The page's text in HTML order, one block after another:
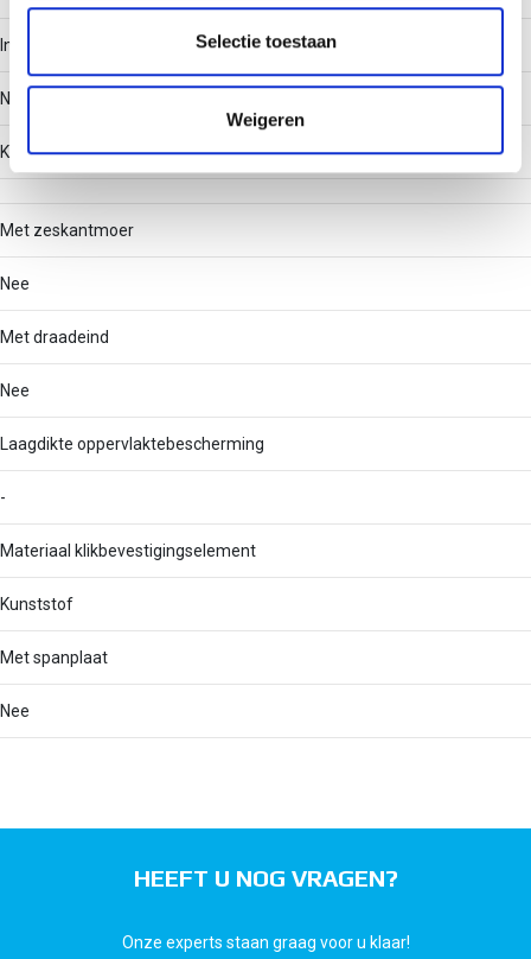
partners voor social media, adverteren en analyse. Deze
partners kunnen deze gegevens combineren met andere
informatie die u aan ze heeft verstrekt of die ze hebben
verzameld op basis van uw gebruik van hun services.
Selectie toestaan
Weigeren
Inklikbaar
Nee
Kopbreedte
Met zeskantmoer
Nee
Met draadeind
Nee
Laagdikte oppervlaktebescherming
-
Materiaal klikbevestigingselement
Kunststof
Met spanplaat
Nee
HEEFT U NOG VRAGEN?
Onze experts staan graag voor u klaar!